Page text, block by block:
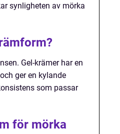
synligheten av mörka
Gel-krämer har en
ger en kylande
som passar
för mörka